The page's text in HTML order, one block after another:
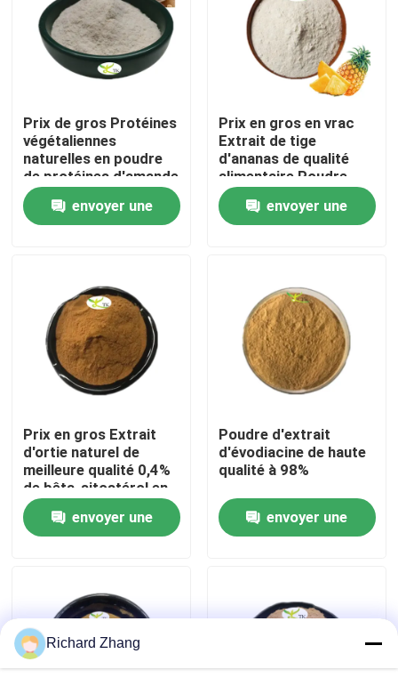
À la maison
Produits
À propos de nous
Visite de l'usine
Contrôle de la qualité
Nous contacter
Demandez un devis
Poudre superbe de nourriture
Prix ​​de gros Protéines
végétaliennes
naturelles en poudre
de protéines d'amande
40 % 50 % 60 %
envoyer une
Prix en gros en vrac
Extrait de tige
d'ananas de qualité
alimentaire Poudre
d'enzyme de
bromélaïne
1200/2400 GDU
envoyer une
Prix en gros Extrait
d'ortie naturel de
meilleure qualité 0,4%
de bêta-sitostérol en
poudre
envoyer une
Poudre d'extrait
d'évodiacine de haute
qualité à 98%
envoyer une
Richard Zhang